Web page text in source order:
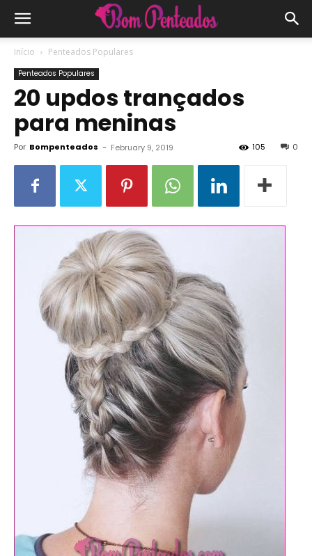
Início Penteados Populares
Penteados Populares
20 updos trançados
para meninas
Por Bompenteados - February 9, 2019 0
105